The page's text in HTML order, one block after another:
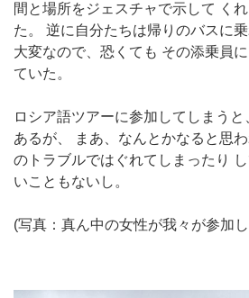
間と場所をジェスチャで示して く
た。 逆に自分たちは帰りのバスに
大変なので、恐くても その添乗員
ていた。
ロシア語ツアーに参加してしまう
あるが、 まあ、なんとかなると思
のトラブルではぐれてしまったり
いこともないし。
(写真：真ん中の女性が我々が参加